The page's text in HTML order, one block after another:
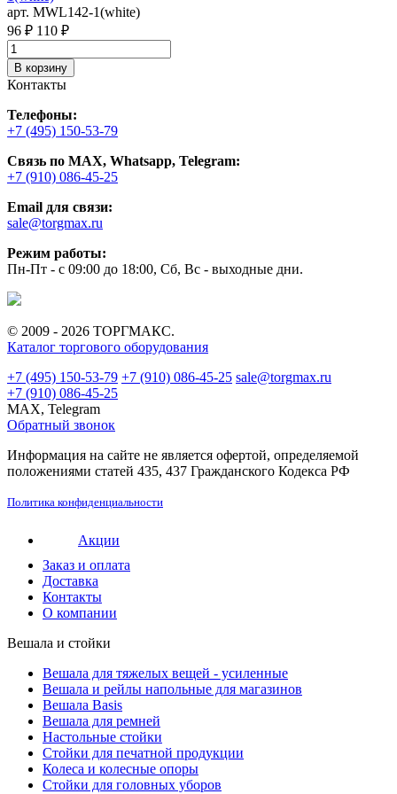
арт. MWL142-1(white)
96 ₽ 110 ₽
В корзину
Контакты
Телефоны:
+7 (495) 150-53-79
Связь по MAX, Whatsapp, Telegram:
+7 (910) 086-45-25
Email для связи:
sale@torgmax.ru
Режим работы:
Пн-Пт - с 09:00 до 18:00, Сб, Вс - выходные дни.
© 2009 - 2026 ТОРГМАКС.
Каталог торгового оборудования
+7 (495) 150-53-79 +7 (910) 086-45-25 sale@torgmax.ru
+7 (910) 086-45-25
MAX, Telegram
Обратный звонок
Информация на сайте не является офертой, определяемой
положениями статей 435, 437 Гражданского Кодекса РФ
Политика конфиденциальности
Акции
Заказ и оплата
Доставка
Контакты
О компании
Вешала и стойки
Вешала для тяжелых вещей - усиленные
Вешала и рейлы напольные для магазинов
Вешала Basis
Вешала для ремней
Настольные стойки
Стойки для печатной продукции
Колеса и колесные опоры
Стойки для головных уборов